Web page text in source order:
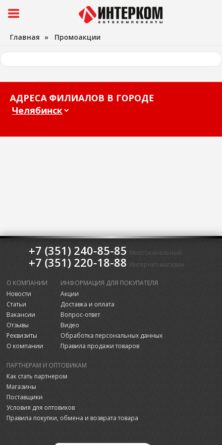
Главная » Промоакции
АДРЕСА ФИЛИАЛОВ В ГОРОДЕ
+7 (351) 240-85-85 Многоканальный
+7 (351) 220-18-88 Интернет-магазин
О КОМПАНИИ
Новости
Статьи
Вакансии
Отзывы
Реквизиты
О компании
ИНФОРМАЦИЯ ДЛЯ ПОКУПАТЕЛЯ
Акции
Доставка и оплата
Вопрос-ответ
Видео
Обработка персональных данных
Правила продажи товаров
ПАРТНЕРАМ И ОПТОВИКАМ
Как стать партнером
Магазины
Поставщики
Условия для оптовиков
Правила покупки, обмена и возврата товара